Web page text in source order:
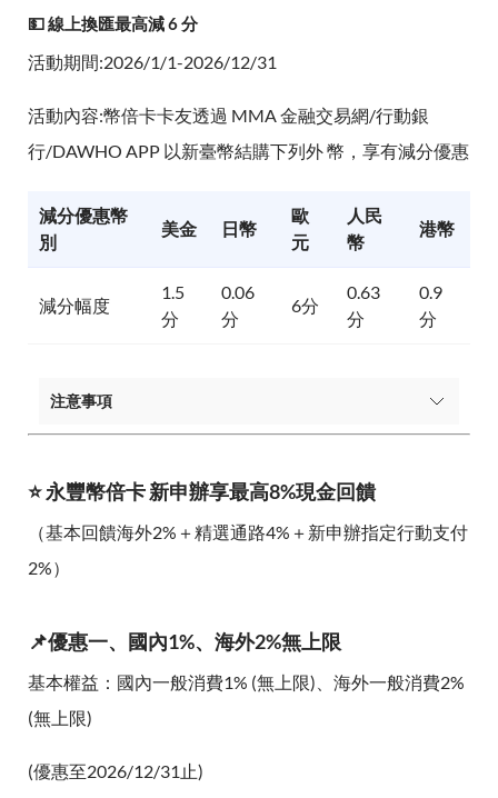
💵 線上換匯最高減 6 分
活動期間:2026/1/1-2026/12/31
活動內容:幣倍卡卡友透過 MMA 金融交易網/行動銀
行/DAWHO APP 以新臺幣結購下列外 幣，享有減分優惠
減分優惠幣
別
美金 日幣
歐
元
人民
幣
港幣
減分幅度
1.5
分
0.06
分
6分
0.63
分
0.9
分
注意事項
⭐ 永豐幣倍卡 新申辦享最高8%現金回饋
（基本回饋海外2%＋精選通路4%＋新申辦指定行動支付
2%）
📌優惠一、國內1%、海外2%無上限
基本權益：國內一般消費1% (無上限)、海外一般消費2%
(無上限)
(優惠至2026/12/31止)